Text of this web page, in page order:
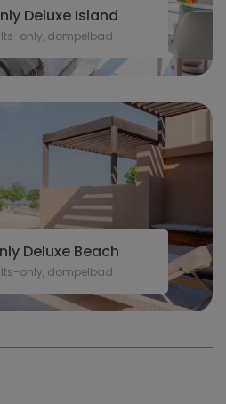
Deluxe Island
only, dompelbad
Deluxe Beach
only, dompelbad